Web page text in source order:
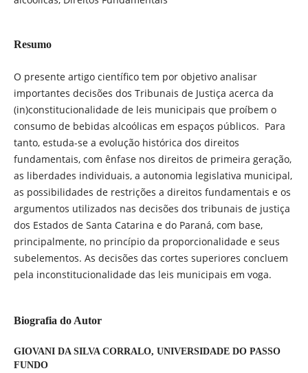
Resumo
O presente artigo científico tem por objetivo analisar
importantes decisões dos Tribunais de Justiça acerca da
(in)constitucionalidade de leis municipais que proíbem o
consumo de bebidas alcoólicas em espaços públicos. Para
tanto, estuda-se a evolução histórica dos direitos
fundamentais, com ênfase nos direitos de primeira geração,
as liberdades individuais, a autonomia legislativa municipal,
as possibilidades de restrições a direitos fundamentais e os
argumentos utilizados nas decisões dos tribunais de justiça
dos Estados de Santa Catarina e do Paraná, com base,
principalmente, no princípio da proporcionalidade e seus
subelementos. As decisões das cortes superiores concluem
pela inconstitucionalidade das leis municipais em voga.
Biografia do Autor
GIOVANI DA SILVA CORRALO, UNIVERSIDADE DO PASSO
FUNDO